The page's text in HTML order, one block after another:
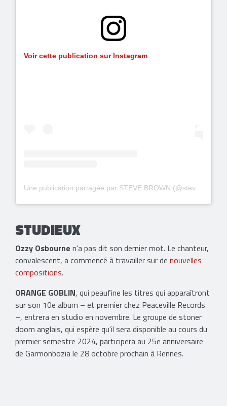
Voir cette publication sur Instagram
Une publication partagée par STEVE BROWN (@stevebrownrocks)
STUDIEUX
Ozzy Osbourne n'a pas dit son dernier mot. Le chanteur,
convalescent, a commencé à travailler sur de nouvelles
compositions.
ORANGE GOBLIN, qui peaufine les titres qui apparaîtront
sur son 10e album – et premier chez Peaceville Records
–, entrera en studio en novembre. Le groupe de stoner
doom anglais, qui espère qu'il sera disponible au cours du
premier semestre 2024, participera au 25e anniversaire
de Garmonbozia le 28 octobre prochain à Rennes.